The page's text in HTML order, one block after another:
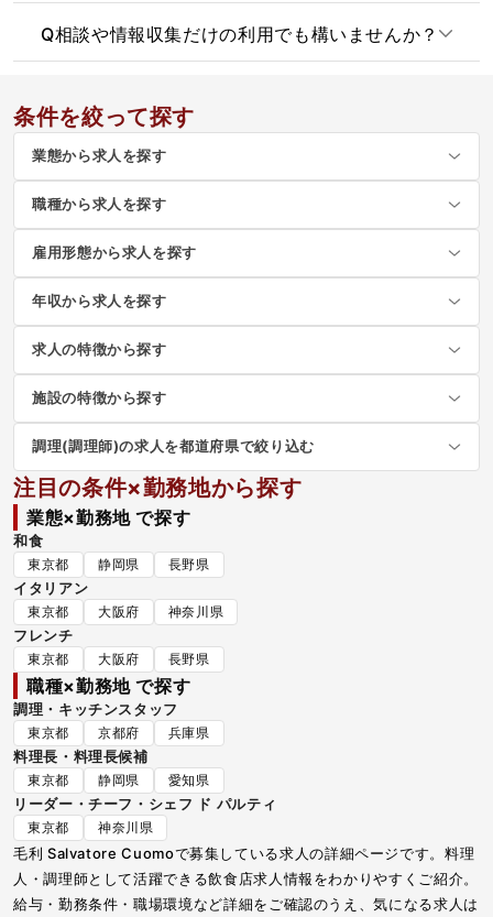
Q相談や情報収集だけの利用でも構いませんか？
条件を絞って探す
業態から求人を探す
職種から求人を探す
雇用形態から求人を探す
年収から求人を探す
求人の特徴から探す
施設の特徴から探す
調理(調理師)の求人を都道府県で絞り込む
注目の条件×勤務地から探す
業態×勤務地 で探す
和食
東京都 静岡県 長野県
イタリアン
東京都 大阪府 神奈川県
フレンチ
東京都 大阪府 長野県
職種×勤務地 で探す
調理・キッチンスタッフ
東京都 京都府 兵庫県
料理長・料理長候補
東京都 静岡県 愛知県
リーダー・チーフ・シェフ ド パルティ
東京都 神奈川県
毛利 Salvatore Cuomoで募集している求人の詳細ページです。料理
人・調理師として活躍できる飲食店求人情報をわかりやすくご紹介。
給与・勤務条件・職場環境など詳細をご確認のうえ、気になる求人は